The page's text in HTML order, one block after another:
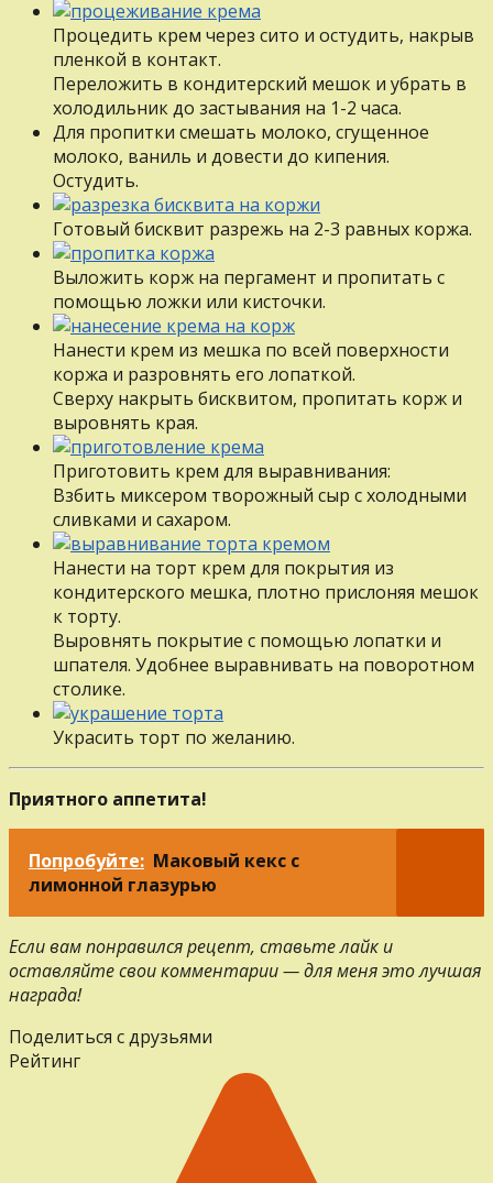
Процедить крем через сито и остудить, накрыв
пленкой в контакт.
Переложить в кондитерский мешок и убрать в
холодильник до застывания на 1-2 часа.
Для пропитки смешать молоко, сгущенное
молоко, ваниль и довести до кипения.
Остудить.
Готовый бисквит разрежь на 2-3 равных коржа.
Выложить корж на пергамент и пропитать с
помощью ложки или кисточки.
Нанести крем из мешка по всей поверхности
коржа и разровнять его лопаткой.
Сверху накрыть бисквитом, пропитать корж и
выровнять края.
Приготовить крем для выравнивания:
Взбить миксером творожный сыр с холодными
сливками и сахаром.
Нанести на торт крем для покрытия из
кондитерского мешка, плотно прислоняя мешок
к торту.
Выровнять покрытие с помощью лопатки и
шпателя. Удобнее выравнивать на поворотном
столике.
Украсить торт по желанию.
Приятного аппетита!
Попробуйте: Маковый кекс с
лимонной глазурью
Если вам понравился рецепт, ставьте лайк и
оставляйте свои комментарии — для меня это лучшая
награда!
Поделиться с друзьями
Рейтинг